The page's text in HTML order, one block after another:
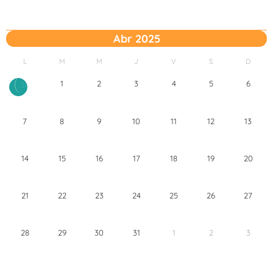
Abr 2025
L M M J V S D
30 1 2 3 4 5 6
7 8 9 10 11 12 13
14 15 16 17 18 19 20
21 22 23 24 25 26 27
28 29 30 31 1 2 3